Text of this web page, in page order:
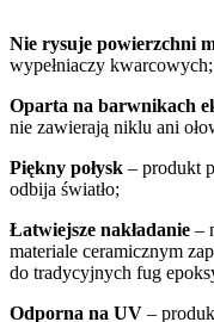
Nie rysuje powierzchni
wypełniaczy kwarcowych;
Oparta na barwnikach
nie zawierają niklu ani
Piękny połysk – produkt
odbija światło;
Łatwiejsze nakładanie –
materiale ceramicznym
do tradycyjnych fug
Odporna na UV –